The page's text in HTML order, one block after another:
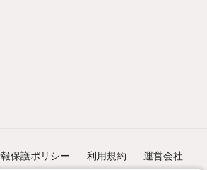
保護ポリシー 利用規約 運営会社